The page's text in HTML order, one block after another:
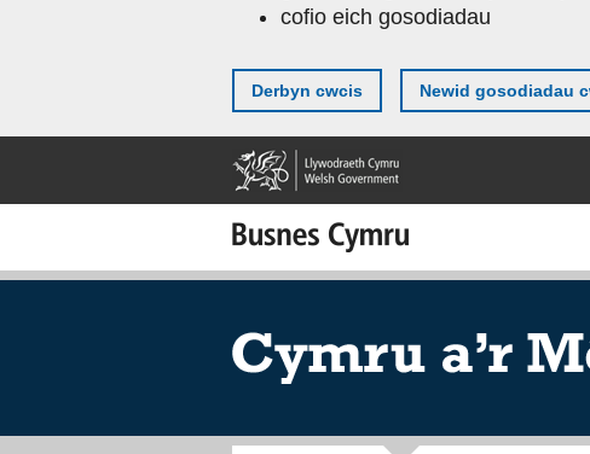
cofio eich gosodiadau
Derbyn cwcis Newid gosodiadau